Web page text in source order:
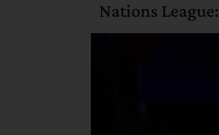
Nations